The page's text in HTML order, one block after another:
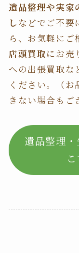
遺品整理や実家
し などでご不要
ら、お気軽にご
店頭買取にお売
への出張買取な
ください。（
きない場合もご
遺品整理